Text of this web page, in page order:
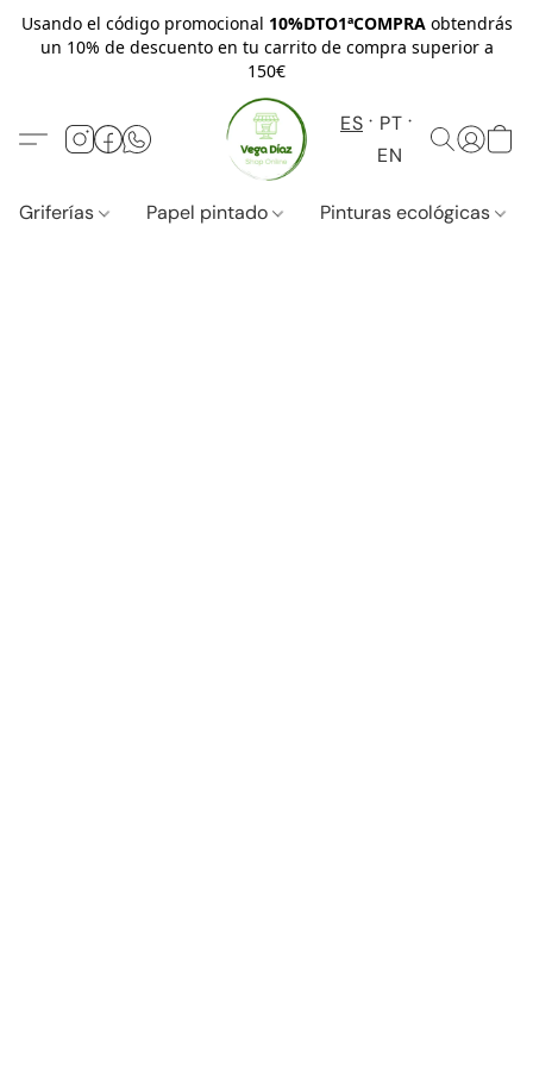
Usando el código promocional 10%DTO1ªCOMPRAobtendrás
un 10% de descuento en tu carrito de compra superior a
150€
ES
PT
EN
Griferías Papel pintado Pinturas ecológicas